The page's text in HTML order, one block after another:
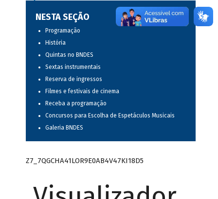
NESTA SEÇÃO
Programação
História
Quintas no BNDES
Sextas instrumentais
Reserva de ingressos
Filmes e festivais de cinema
Receba a programação
Concursos para Escolha de Espetáculos Musicais
Galeria BNDES
Z7_7QGCHA41LOR9E0AB4V47KI18D5